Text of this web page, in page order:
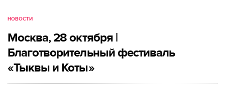
НОВОСТИ
Москва, 28 октября |
Благотворительный фестиваль
«Тыквы и Коты»